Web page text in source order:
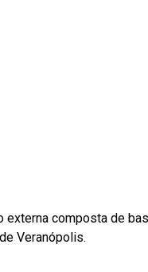
composta de base e
Veranópolis.